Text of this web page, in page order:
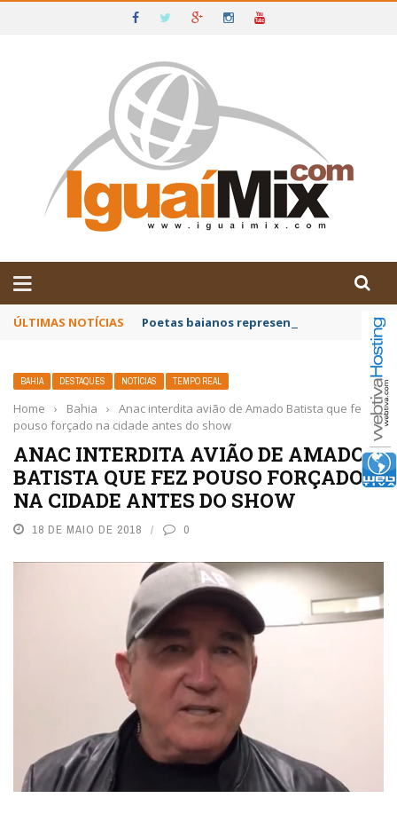
IGUAÍ E SUDOESTE DA BAHIA
ÚLTIMAS NOTÍCIAS Poetas baianos representam o Brasil no
BAHIA DESTAQUES NOTÍCIAS TEMPO REAL
Home › Bahia ›
Anac interdita avião de Amado Batista que fez
pouso forçado na cidade antes do show
ANAC INTERDITA AVIÃO DE AMADO
BATISTA QUE FEZ POUSO FORÇADO
NA CIDADE ANTES DO SHOW
18 DE MAIO DE 2018 0